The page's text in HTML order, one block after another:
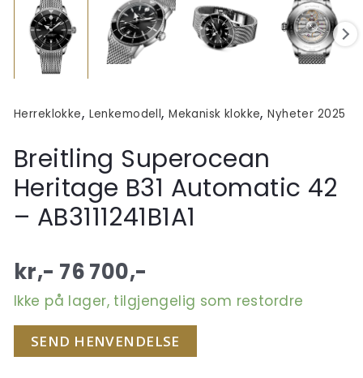
Herreklokke, Lenkemodell,Mekanisk klokke,Nyheter 2025
Breitling Superocean
Heritage B31 Automatic 42
– AB3111241B1A1
kr,- 76 700,-
Ikke på lager, tilgjengelig som restordre
SEND HENVENDELSE